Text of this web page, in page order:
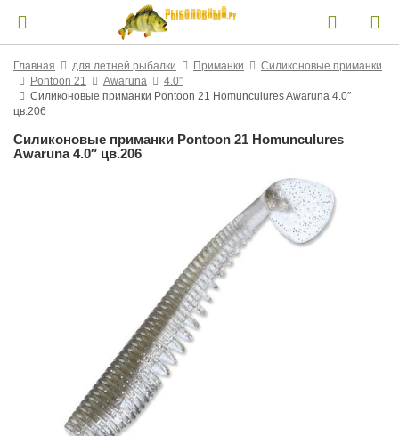
Главная для летней рыбалки Приманки
Силиконовые приманки
Pontoon 21
Awaruna
4.0″
Силиконовые приманки Pontoon 21 Homunculures Awaruna 4.0″
цв.206
Силиконовые приманки Pontoon 21 Homunculures
Awaruna 4.0″ цв.206